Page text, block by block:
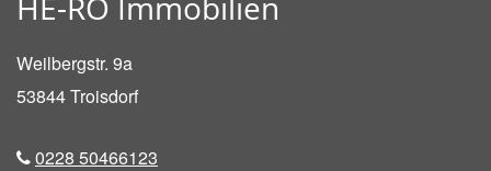
Weilbergstr. 9a
53844Troisdorf
0228 50466123